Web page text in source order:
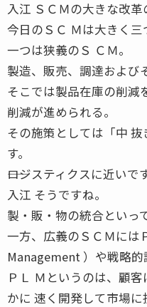
入江 ＳＣＭの大きな改革
今日のＳＣ Ｍは大きく三
一つは狭義のＳ ＣＭ。
製造、販売、調達および
そこでは製品在庫の削減
削減が進められる。
その施策としては「中
す。
――ロジスティクスに近いで
入江 そうですね。
製・販・物の統合といっ
一方、広義のＳＣＭに
Management ）や戦略的
ＰＬ Ｍというのは、顧
かに 速く開発して市場に